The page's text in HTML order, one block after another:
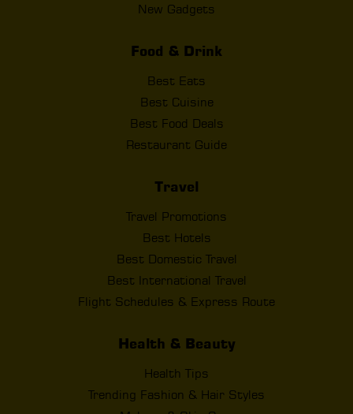
New Gadgets
Food & Drink
Best Eats
Best Cuisine
Best Food Deals
Restaurant Guide
Travel
Travel Promotions
Best Hotels
Best Domestic Travel
Best International Travel
Flight Schedules & Express Route
Health & Beauty
Health Tips
Trending Fashion & Hair Styles